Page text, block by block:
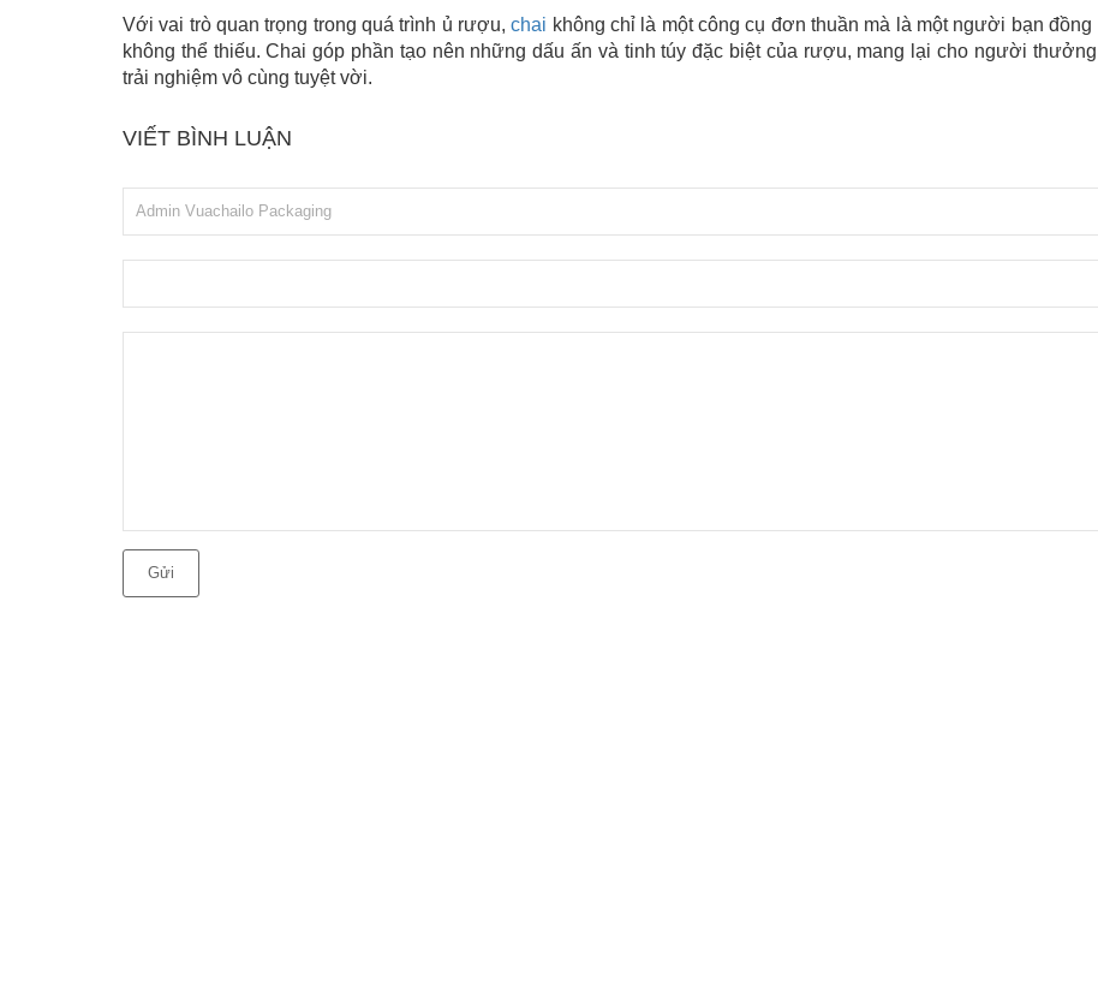
Với vai trò quan trọng trong quá trình ủ rượu,chai không chỉ là một công cụ đơn thuần mà là một người bạn đồng
không thể thiếu. Chai góp phần tạo nên những dấu ấn và tinh túy đặc biệt của rượu, mang lại cho người
trải nghiệm vô cùng tuyệt vời.
VIẾT BÌNH LUẬN
Gửi